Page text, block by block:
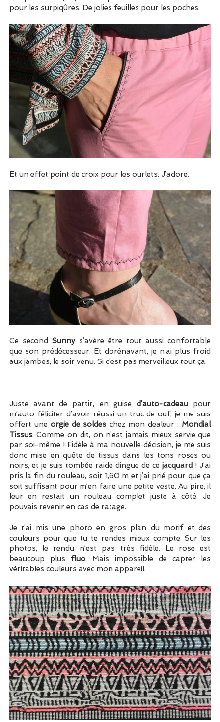
pour les surpiqûres. De jolies feuilles pour les poches.
Et un effet point de croix pour les ourlets. J’adore.
Ce second Sunnys’avère être tout aussi confortable
que son prédécesseur. Et dorénavant, je n’ai plus froid
aux jambes, le soir venu. Si c’est pas merveilleux tout ça.
Juste avant de partir, en guised’auto-cadeau pour
m’auto féliciter d’avoir réussi un truc de ouf, je me suis
offert uneorgie de soldes chez mon dealeur : Mondial
Tissus. Comme on dit, on n’est jamais mieux servie que
par soi-même ! Fidèle à ma nouvelle décision, je me suis
donc mise en quête de tissus dans les tons roses ou
noirs, et je suis tombée raide dingue de cejacquard ! J’ai
pris la fin du rouleau, soit 1,60 m et j’ai prié pour que ça
soit suffisant pour m’en faire une petite veste. Au pire, il
leur en restait un rouleau complet juste à côté. Je
pouvais revenir en cas de ratage.
Je t’ai mis une photo en gros plan du motif et des
couleurs pour que tu te rendes mieux compte. Sur les
photos, le rendu n’est pas très fidèle. Le rose est
beaucoup plus fluo. Mais impossible de capter les
véritables couleurs avec mon appareil.